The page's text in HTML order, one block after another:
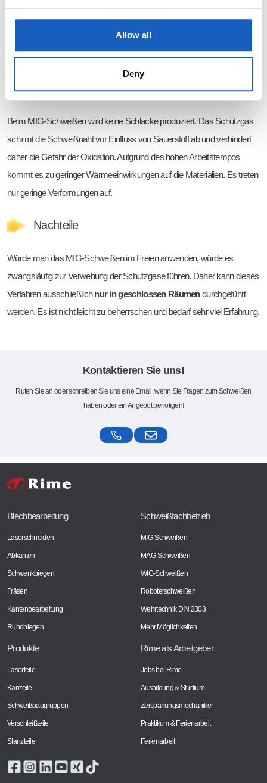
Allow all
Deny
Vorteile
Beim MIG-Schweißen wird keine Schlacke produziert. Das Schutzgas
schirmt die Schweißnaht vor Einfluss von Sauerstoff ab und verhindert
daher die Gefahr der Oxidation. Aufgrund des hohen Arbeitstempos
kommt es zu geringer Wärmeeinwirkungen auf die Materialien. Es treten
nur geringe Verformungen auf.
Nachteile
Würde man das MIG-Schweißen im Freien anwenden, würde es
zwangsläufig zur Verwehung der Schutzgase führen. Daher kann dieses
Verfahren ausschließlichnur in geschlossen Räumendurchgeführt
werden. Es ist nicht leicht zu beherrschen und bedarf sehr viel Erfahrung.
Kontaktieren Sie uns!
Rufen Sie an oder schreiben Sie uns eine Email, wenn Sie Fragen zum Schweißen
haben oder ein Angebot benötigen!
Blechbearbeitung
Laserschneiden
Abkanten
Schwenkbiegen
Fräsen
Kantenbearbeitung
Rundbiegen
Schweißfachbetrieb
MIG-Schweißen
MAG-Schweißen
WIG-Schweißen
Roboterschweißen
Wehrtechnik DIN 2303
Mehr Möglichkeiten
Produkte
Laserteile
Kantteile
Schweißbaugruppen
Verschleißteile
Stanzteile
Rime als Arbeitgeber
Jobs bei Rime
Ausbildung & Studium
Zerspanungsmechaniker
Praktikum & Ferienarbeit
Ferienarbeit